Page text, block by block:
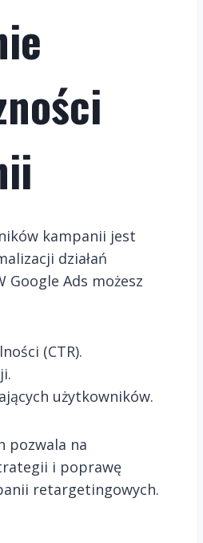
kampanii jest
działań
Google Ads możesz
(CTR).
użytkowników.
pozwala na
i poprawę
retargetingowych.